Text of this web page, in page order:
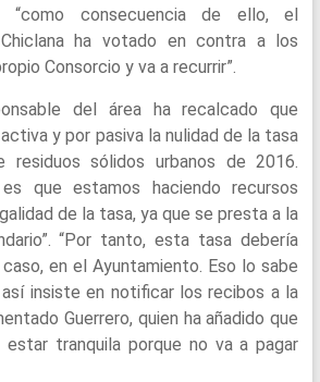
“como consecuencia de ello, el
ha votado en contra a los
Consorcio y va a recurrir”.
del área ha recalcado que
y por pasiva la nulidad de la tasa
residuos sólidos urbanos de 2016.
que estamos haciendo recursos
de la tasa, ya que se presta a la
“Por tanto, esta tasa debería
en el Ayuntamiento. Eso lo sabe
insiste en notificar los recibos a la
Guerrero, quien ha añadido que
estar tranquila porque no va a pagar